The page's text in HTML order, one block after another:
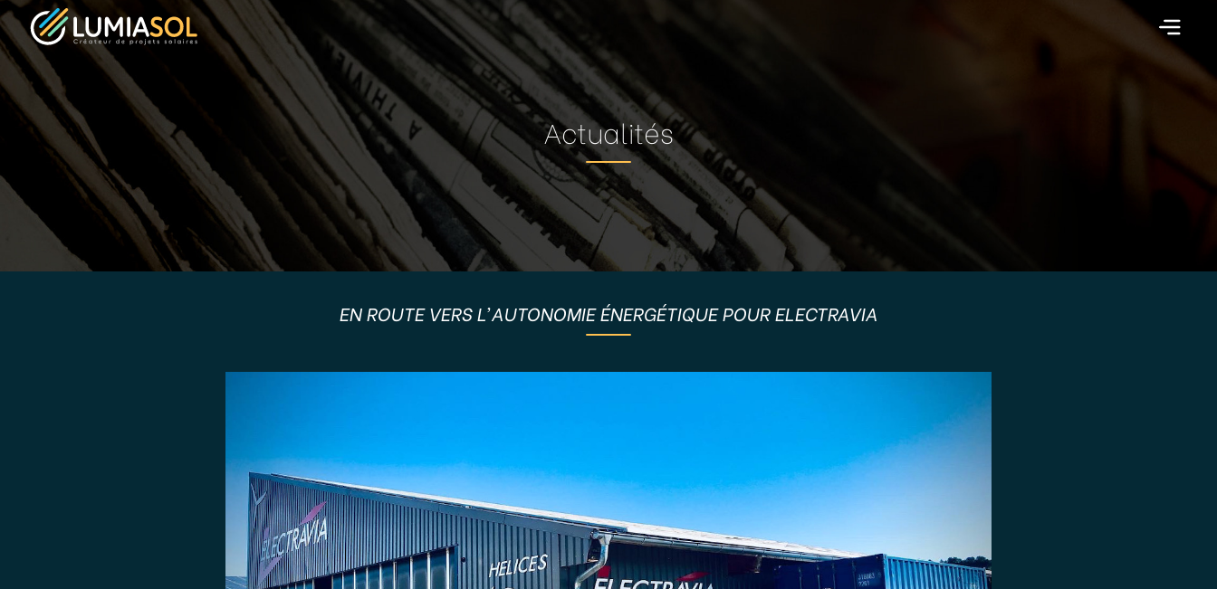
Actualités
EN ROUTE VERS L’AUTONOMIE ÉNERGÉTIQUE POUR ELECTRAVIA